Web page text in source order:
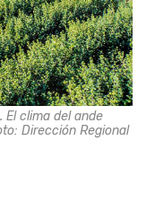
El clima del ande
Dirección Regional